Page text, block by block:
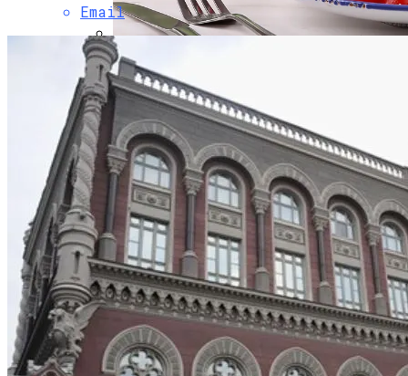
Растущая Концентрация Власти В
Руках Си Цзиньпина: Мир Не Обмануть
Извержение Вулкана На Юге Исландии:
Чрезвычайное Положение И Эвакуация
Как Сочетать Вина С Салатами:
Делится Опытом АЛКОМАГ
Email